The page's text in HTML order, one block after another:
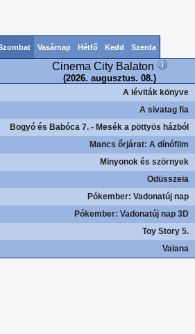
Vasárnap Hétfő Kedd Szerda
Cinema City Balaton
(2026. augusztus. 08.)
A léviták könyve
A sivatag fia
Bogyó és Babóca 7. - Mesék a pöttyös házból
Mancs őrjárat: A dínófilm
Minyonok és szörnyek
Odüsszeia
Pókember: Vadonatúj nap
Pókember: Vadonatúj nap 3D
Toy Story 5.
Vaiana